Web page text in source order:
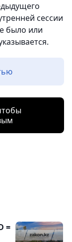
сессии
было или
=